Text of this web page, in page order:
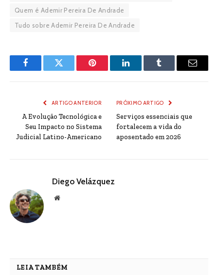
Quem é Ademir Pereira De Andrade
Tudo sobre Ademir Pereira De Andrade
FacebookTwitter Pinterest LinkedInTumblr Email
ARTIGO ANTERIOR
A Evolução Tecnológica e
Seu Impacto no Sistema
Judicial Latino-Americano
PRÓXIMO ARTIGO
Serviços essenciais que
fortalecem a vida do
aposentado em 2026
Diego Velázquez
Website
LEIA TAMBÉM